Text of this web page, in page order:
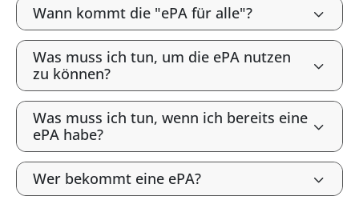
Wann kommt die "ePA für alle"?
Was muss ich tun, um die ePA nutzen
zu können?
Was muss ich tun, wenn ich bereits eine
ePA habe?
Wer bekommt eine ePA?